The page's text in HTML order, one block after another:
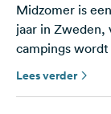
Midzomer is
jaar in Zweden,
campings
Lees verder